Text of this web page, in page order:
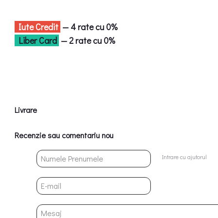
Iute Credit — 4 rate cu 0%
Liber Card — 2 rate cu 0%
Livrare
Recenzie sau comentariu nou
Intrare cu ajutorul